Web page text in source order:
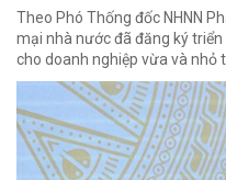
Theo Phó Thống đốc NHNN
mại nhà nước đã đăng ký
cho doanh nghiệp vừa và nhỏ